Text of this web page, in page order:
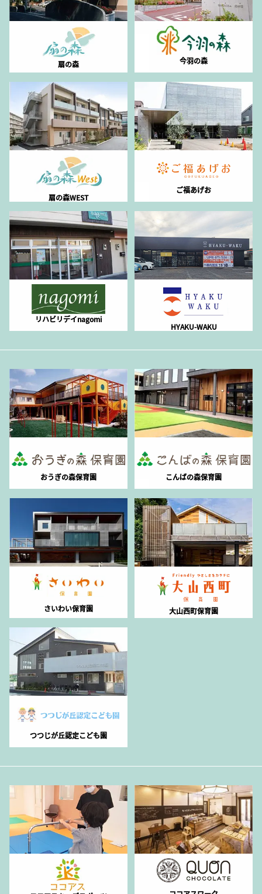
扇の森 今羽の森
扇の森WEST
ご福あげお
リハビリデイnagomi
HYAKU-WAKU
おうぎの森保育園 こんばの森保育園
さいわい保育園 大山西町保育園
つつじが丘認定こども園